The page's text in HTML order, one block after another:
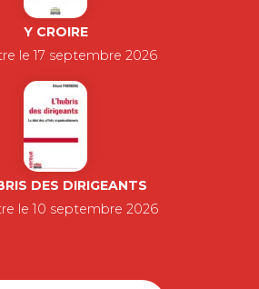
Y CROIRE
le 17 septembre 2026
DES DIRIGEANTS
le 10 septembre 2026